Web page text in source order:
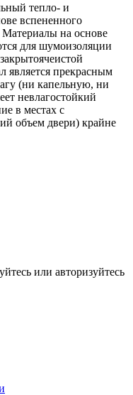
тепло- и
вспененного
на основе
для шумоизоляции
является прекрасным
(ни капельную, ни
невлагостойкий
в местах с
объем двери) крайне
или авторизуйтесь